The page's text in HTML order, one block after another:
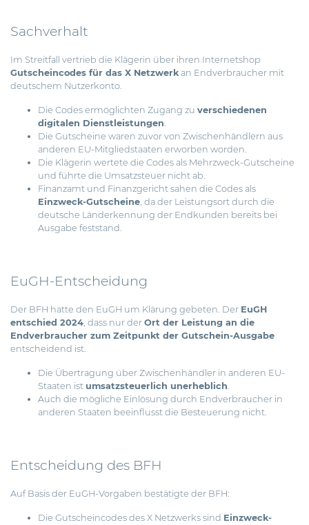
Sachverhalt
Im Streitfall vertrieb die Klägerin über ihren Internetshop
Gutscheincodes für das X Netzwerk an Endverbraucher mit
deutschem Nutzerkonto.
Die Codes ermöglichten Zugang zu verschiedenen
digitalen Dienstleistungen.
Die Gutscheine waren zuvor von Zwischenhändlern aus
anderen EU-Mitgliedstaaten erworben worden.
Die Klägerin wertete die Codes als Mehrzweck-Gutscheine
und führte die Umsatzsteuer nicht ab.
Finanzamt und Finanzgericht sahen die Codes als
Einzweck-Gutscheine, da der Leistungsort durch die
deutsche Länderkennung der Endkunden bereits bei
Ausgabe feststand.
EuGH-Entscheidung
Der BFH hatte den EuGH um Klärung gebeten. Der EuGH
entschied 2024, dass nur der Ort der Leistung an die
Endverbraucher zum Zeitpunkt der Gutschein-Ausgabe
entscheidend ist.
Die Übertragung über Zwischenhändler in anderen EU-
Staaten ist umsatzsteuerlich unerheblich.
Auch die mögliche Einlösung durch Endverbraucher in
anderen Staaten beeinflusst die Besteuerung nicht.
Entscheidung des BFH
Auf Basis der EuGH-Vorgaben bestätigte der BFH:
Die Gutscheincodes des X Netzwerks sind Einzweck-